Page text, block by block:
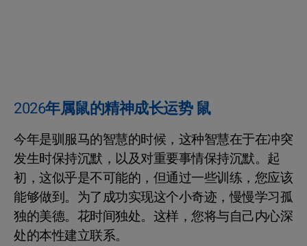
2026年属鼠的精神成长运势 鼠
今年是驯服马的智慧的时候，这种智慧在于在冲突
发生时保持沉默，以及对重要事情保持沉默。起
初，这似乎是不可能的，但通过一些训练，您应该
能够做到。为了成功实现这个小奇迹，慢慢学习孤
独的美德。花时间独处。这样，您将与自己内心深
处的本性建立联系。